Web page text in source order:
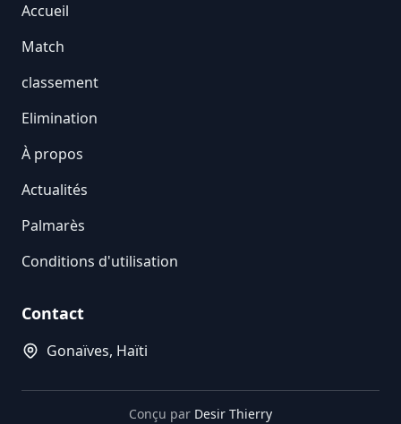
Accueil
Match
classement
Elimination
À propos
Actualités
Palmarès
Conditions d'utilisation
Contact
Gonaïves, Haïti
Conçu par Desir Thierry